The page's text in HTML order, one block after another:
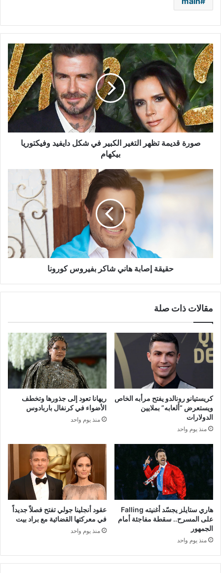
صورة
قديمة
تظهر
التغير
الكبير
في
شكل
دايفيد
وفيكتوريا
بيكهامصورة قديمة تظهر التغير الكبير في شكل دايفيد وفيكتوريا
بيكهام
حقيقة
إصابة
حقيقة إصابة هاني شاكر بفيروس كورونا
مقالات ذات صلة
كريستيانو رونالدو يفتح مرأبه الخاص
ويستعرض “ألعابه” بملايين
الدولارات
منذ يوم واحد
ريهانا تعود إلى جذورها وتخطف
الأضواء في كرنفال باربادوس
منذ يوم واحد
هاري ستايلز يجسّد أغنيته Falling
على المسرح.. سقطة مفاجئة أمام
الجمهور
منذ يوم واحد
عقود أنجلينا جولي تفتح فصلاً جديداً
في معركتها القضائية مع براد بيت
منذ يوم واحد